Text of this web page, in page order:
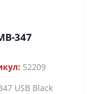
347
52209
USB Black